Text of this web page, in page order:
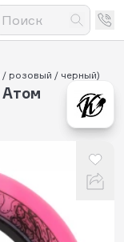
/ розовый / черный)